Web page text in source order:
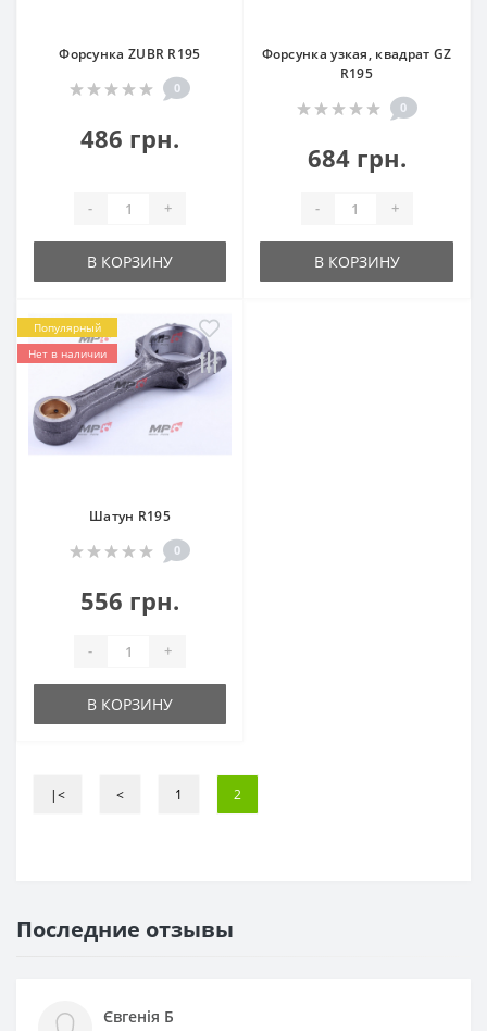
Форсунка ZUBR R195
0
486 грн.
- +
В КОРЗИНУ
Форсунка узкая, квадрат GZ
R195
0
684 грн.
- +
В КОРЗИНУ
Популярный
Нет в наличии
Шатун R195
0
556 грн.
- +
В КОРЗИНУ
|< < 1 2
Последние отзывы
Євгенія Б